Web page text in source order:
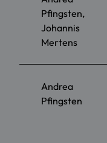
Pfingsten,
Johannis
Mertens
Andrea
Pfingsten